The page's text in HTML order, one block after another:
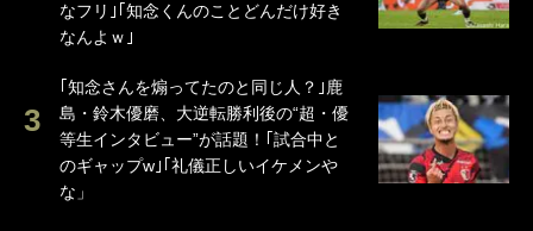
なフリ｣｢知念くんのことどんだけ好き
なんよｗ｣
｢知念さんを煽ってたのと同じ人？｣鹿
島・鈴木優磨、大逆転勝利後の“超・優
等生インタビュー”が話題！｢試合中と
のギャップw｣｢礼儀正しいイケメンや
な」